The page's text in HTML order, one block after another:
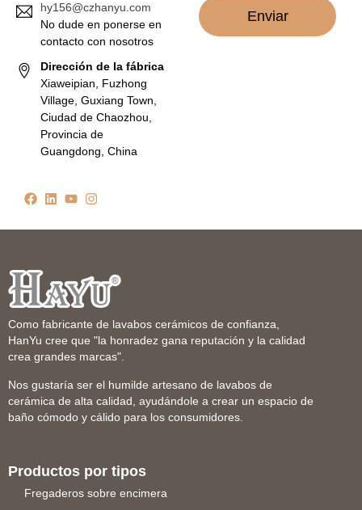
hy156@czhanyu.com
No dude en ponerse en
contacto con nosotros
Dirección de la fábrica
Xiaweipian, Fuzhong
Village, Guxiang Town,
Ciudad de Chaozhou,
Provincia de
Guangdong, China
Enviar
Como fabricante de lavabos cerámicos de confianza,
HanYu cree que "la honradez gana reputación y la calidad
crea grandes marcas".
Nos gustaría ser el humilde artesano de lavabos de
cerámica de alta calidad, ayudándole a crear un espacio de
baño cómodo y cálido para los consumidores.
Productos por tipos
Fregaderos sobre encimera